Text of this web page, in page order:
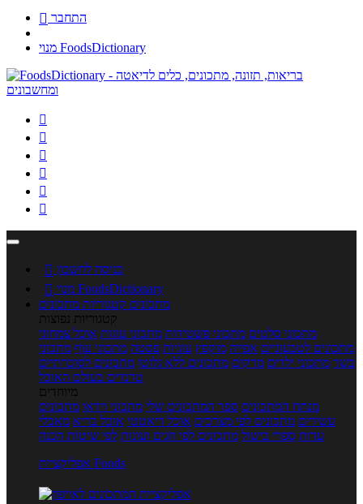
 התחבר
מנוי FoodsDictionary






 כניסה לחשבון

מנוי FoodsDictionary
מתכונים קטגוריות מתכונים
קטגוריות נפוצות
מתכוני סלטים מתכוני פשטידות מתכוני עוגות אוכל צמחוני
מתכונים לטבעוניים אפייה מוקפץ עוגיות פסטה מתכוני עוף מתכוני
בשר מתכוני ילדים מרקים מתכונים ללא גלוטן מתכונים לסוכרתיים
טרנדים בעולם האוכל
מיוחדים
מנתח המתכונים ספר המתכונים שלי מתכוני וידאו מתכונים
עשירים מתכונים לפי מצרכים אוכל דיאטטי אוכל בריא מאכלי
עדות ספרי בישול מתכונים לפי חגים ועונות לפי שיטות הכנה
אפליקציית Foods